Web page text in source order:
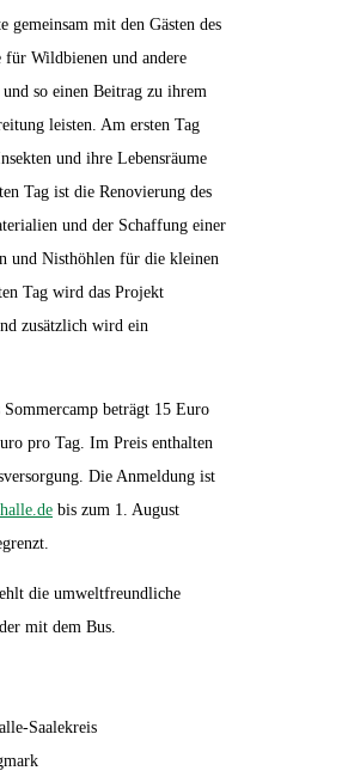
gemeinsam mit den Gästen des
für Wildbienen und andere
so einen Beitrag zu ihrem
leisten. Am ersten Tag
und ihre Lebensräume
Tag ist die Renovierung des
und der Schaffung einer
und Nisthöhlen für die kleinen
Tag wird das Projekt
zusätzlich wird ein
beträgt 15 Euro
pro Tag. Im Preis enthalten
Die Anmeldung ist
bis zum 1. August
die umweltfreundliche
mit dem Bus.
Saalekreis